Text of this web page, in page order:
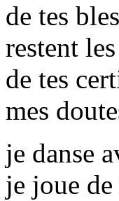
de tes
restent
de tes
mes
je danse
je joue de